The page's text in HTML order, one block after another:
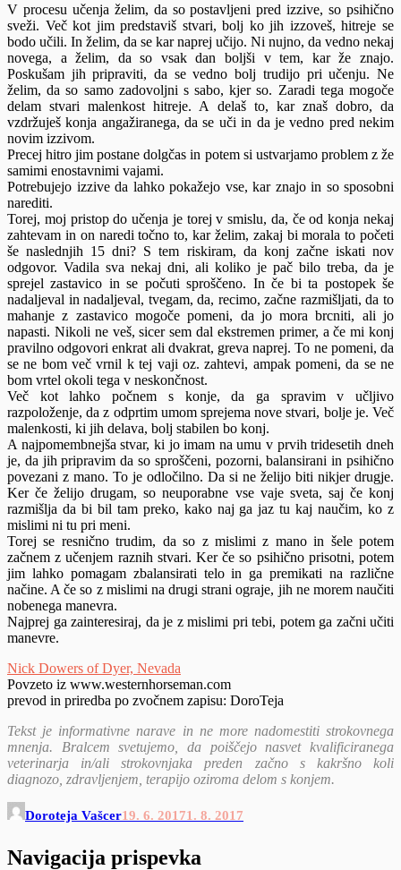
V procesu učenja želim, da so postavljeni pred izzive, so psihično
sveži. Več kot jim predstaviš stvari, bolj ko jih izzoveš, hitreje se
bodo učili. In želim, da se kar naprej učijo. Ni nujno, da vedno nekaj
novega, a želim, da so vsak dan boljši v tem, kar že znajo.
Poskušam jih pripraviti, da se vedno bolj trudijo pri učenju. Ne
želim, da so samo zadovoljni s sabo, kjer so. Zaradi tega mogoče
delam stvari malenkost hitreje. A delaš to, kar znaš dobro, da
vzdržuješ konja angažiranega, da se uči in da je vedno pred nekim
novim izzivom.
Precej hitro jim postane dolgčas in potem si ustvarjamo problem z že
samimi enostavnimi vajami.
Potrebujejo izzive da lahko pokažejo vse, kar znajo in so sposobni
narediti.
Torej, moj pristop do učenja je torej v smislu, da, če od konja nekaj
zahtevam in on naredi točno to, kar želim, zakaj bi morala to početi
še naslednjih 15 dni? S tem riskiram, da konj začne iskati nov
odgovor. Vadila sva nekaj dni, ali koliko je pač bilo treba, da je
sprejel zastavico in se počuti sproščeno. In če bi ta postopek še
nadaljeval in nadaljeval, tvegam, da, recimo, začne razmišljati, da to
mahanje z zastavico mogoče pomeni, da jo mora brcniti, ali jo
napasti. Nikoli ne veš, sicer sem dal ekstremen primer, a če mi konj
pravilno odgovori enkrat ali dvakrat, greva naprej. To ne pomeni, da
se ne bom več vrnil k tej vaji oz. zahtevi, ampak pomeni, da se ne
bom vrtel okoli tega v neskončnost.
Več kot lahko počnem s konje, da ga spravim v učljivo
razpoloženje, da z odprtim umom sprejema nove stvari, bolje je. Več
malenkosti, ki jih delava, bolj stabilen bo konj.
A najpomembnejša stvar, ki jo imam na umu v prvih tridesetih dneh
je, da jih pripravim da so sproščeni, pozorni, balansirani in psihično
povezani z mano. To je odločilno. Da si ne želijo biti nikjer drugje.
Ker če želijo drugam, so neuporabne vse vaje sveta, saj če konj
razmišlja da bi bil tam preko, kako naj ga jaz tu kaj naučim, ko z
mislimi ni tu pri meni.
Torej se resnično trudim, da so z mislimi z mano in šele potem
začnem z učenjem raznih stvari. Ker če so psihično prisotni, potem
jim lahko pomagam zbalansirati telo in ga premikati na različne
načine. A če so z mislimi na drugi strani ograje, jih ne morem naučiti
nobenega manevra.
Najprej ga zainteresiraj, da je z mislimi pri tebi, potem ga začni učiti
manevre.
Nick Dowers of Dyer, Nevada
Povzeto iz www.westernhorseman.com
prevod in priredba po zvočnem zapisu: DoroTeja
Tekst je informativne narave in ne more nadomestiti strokovnega
mnenja. Bralcem svetujemo, da poiščejo nasvet kvalificiranega
veterinarja in/ali strokovnjaka preden začno s kakršno koli
diagnozo, zdravljenjem, terapijo oziroma delom s konjem.
Doroteja Vašcer19. 6. 20171. 8. 2017
Navigacija prispevka